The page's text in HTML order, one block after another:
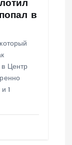
в
Центр
1